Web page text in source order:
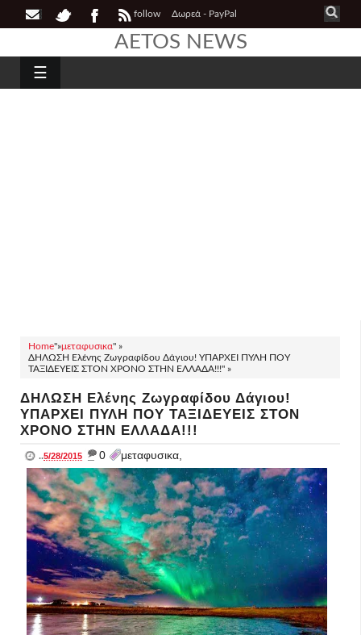
follow Δωρεά - PayPal
AETOS NEWS
☰
Home"»μεταφυσικα" »
ΔΗΛΩΣΗ Ελένης Ζωγραφίδου Δάγιου! ΥΠΑΡΧΕΙ ΠΥΛΗ ΠΟΥ
ΤΑΞΙΔΕΥΕΙΣ ΣΤΟΝ ΧΡΟΝΟ ΣΤΗΝ ΕΛΛΑΔΑ!!!" »
ΔΗΛΩΣΗ Ελένης Ζωγραφίδου Δάγιου!
ΥΠΑΡΧΕΙ ΠΥΛΗ ΠΟΥ ΤΑΞΙΔΕΥΕΙΣ ΣΤΟΝ
ΧΡΟΝΟ ΣΤΗΝ ΕΛΛΑΔΑ!!!
..5/28/2015 _ 0 μεταφυσικα,